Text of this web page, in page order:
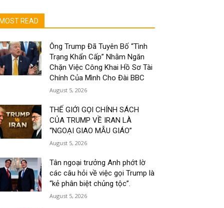
MOST READ
Ông Trump Đã Tuyên Bố “Tình
Trạng Khẩn Cấp” Nhằm Ngăn
Chặn Việc Công Khai Hồ Sơ Tài
Chính Của Mình Cho Đài BBC
August 5, 2026
THẾ GIỚI GỌI CHÍNH SÁCH
CỦA TRUMP VỀ IRAN LÀ
“NGOẠI GIAO MẪU GIÁO”
August 5, 2026
Tân ngoại trưởng Anh phớt lờ
các câu hỏi về việc gọi Trump là
“kẻ phân biệt chủng tộc”.
August 5, 2026